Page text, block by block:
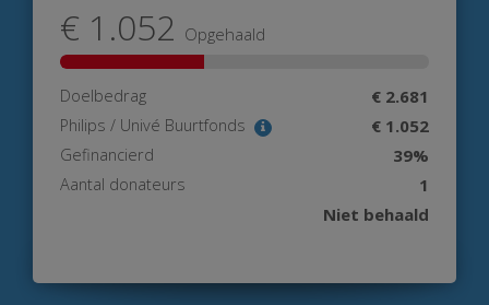
€ 1.052 Opgehaald
Doelbedrag € 2.681
Philips / Univé Buurtfonds € 1.052
Gefinancierd 39%
Aantal donateurs
1
Niet behaald